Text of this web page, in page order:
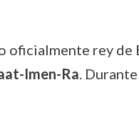
oficialmente rey
Imen-Ra.